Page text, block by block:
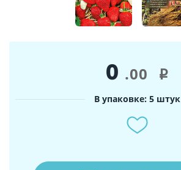
0 .00 i
В упаковке: 5 штук